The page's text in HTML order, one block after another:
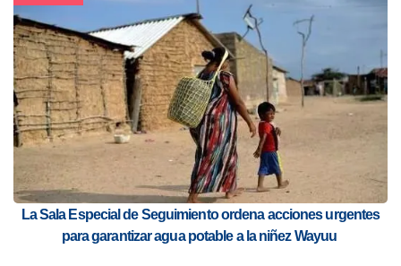
La Sala Especial de Seguimiento ordena acciones urgentes
para garantizar agua potable a la niñez Wayuu